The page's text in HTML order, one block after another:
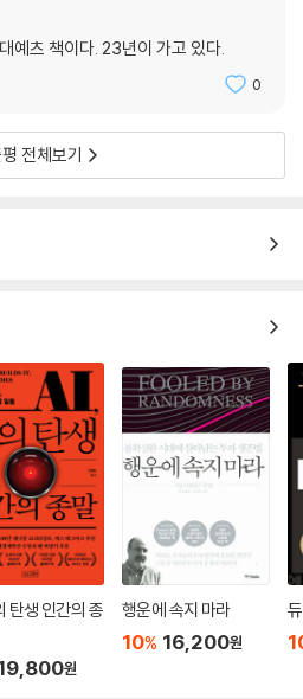
위기가 2023년에는 과거 2008년 글로
은 것은 사실이다. 가파른 금리 상승과
도화선이 됐다는 점에서 그렇다. 2000
시작됐기 때문이다. 전문가들은 2023
할 수 있다는 전망을 내놓는다. 이 경우
선이 됐다는 사실이다. 최근 국내에서도
금융권 부실 우려가 커졌다.
더 심하다는 게 일반적인 분석이다. 다양
향으로 흘러갈 경우, 2008년보다 더 큰
는 이유다. 가장 큰 변수는 우크라이나와
장기화하며 각종 공급망이 무너졌고 물
천연가스 가격이 하락하지 않고 유럽
위기가 한국으로 전이되는 건 시간문제
핑 중국 국가주석의 1인 통치체제가 본
업 성장에 독이 될 것이라는 불안감이
. 시 주석 3연임이 확정된 후, 중화권 증
국과 중국의 정치·경제 갈등을 배제하더
수 있다. 중국이 2023년에도 '제로 코로
예츠 책이다. 23년이 가고 있다.
0
전체보기
탄생 인간의 종
원
행운에 속지 마라
10% 16,200원